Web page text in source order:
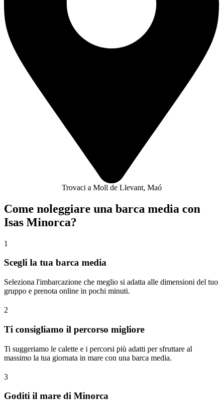
Trovaci a Moll de Llevant, Maó
Come noleggiare una barca media con
Isas Minorca?
1
Scegli la tua barca media
Seleziona l'imbarcazione che meglio si adatta alle dimensioni del tuo
gruppo e prenota online in pochi minuti.
2
Ti consigliamo il percorso migliore
Ti suggeriamo le calette e i percorsi più adatti per sfruttare al
massimo la tua giornata in mare con una barca media.
3
Goditi il mare di Minorca